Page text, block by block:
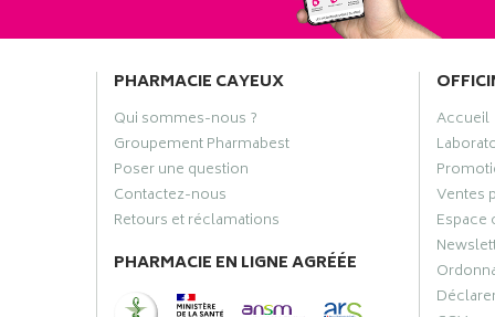
PHARMACIE CAYEUX
Qui sommes-nous ?
Groupement Pharmabest
Poser une question
Contactez-nous
Retours et réclamations
PHARMACIE EN LIGNE AGRÉÉE
Accueil
Ventes
Espace